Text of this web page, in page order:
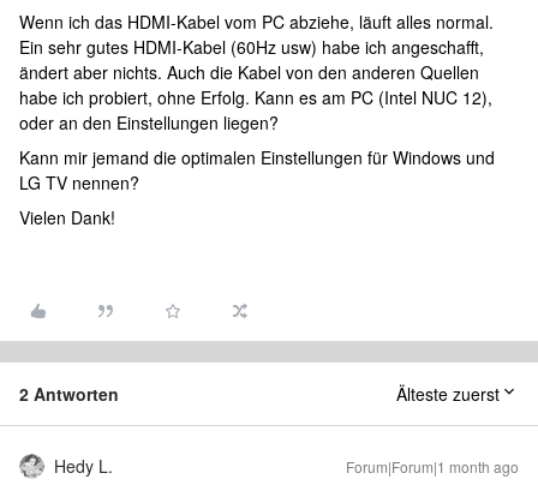
Wenn ich das HDMI-Kabel vom PC abziehe, läuft alles normal.
Ein sehr gutes HDMI-Kabel (60Hz usw) habe ich angeschafft,
ändert aber nichts. Auch die Kabel von den anderen Quellen
habe ich probiert, ohne Erfolg. Kann es am PC (Intel NUC 12),
oder an den Einstellungen liegen?
Kann mir jemand die optimalen Einstellungen für Windows und
LG TV nennen?
Vielen Dank!
2 Antworten Älteste zuerst
Hedy L. Forum|Forum|1 month ago